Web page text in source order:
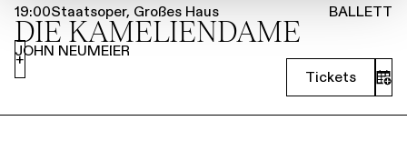
19:00Staatsoper, Großes Haus BALLETT
DIE KAMELIEN­DAME
JOHN NEUMEIER
Tickets
+